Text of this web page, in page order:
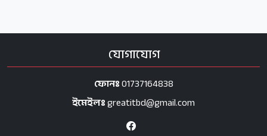
যোগাযোগ
ফোনঃ01737164838
ইমেইলঃgreatitbd@gmail.com